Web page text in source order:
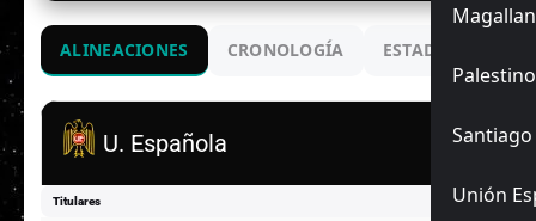
Palestino
Unión
ALINEACIONES CRONOLOGÍA ESTADIO
U. Española
Titulares